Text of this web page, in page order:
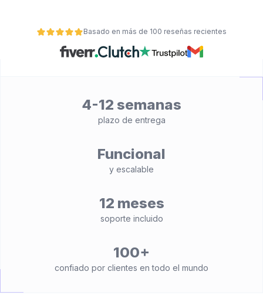
Basado en más de 100 reseñas recientes
4-12 semanas
plazo de entrega
Funcional
y escalable
12 meses
soporte incluido
100+
confiado por clientes en todo el mundo